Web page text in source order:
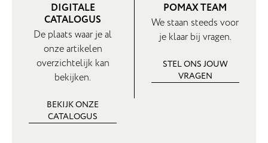
DIGITALE
CATALOGUS
De plaats waar je al
onze artikelen
overzichtelijk kan
bekijken.
BEKIJK ONZE
CATALOGUS
POMAX TEAM
We staan steeds voor
je klaar bij vragen.
STEL ONS JOUW
VRAGEN